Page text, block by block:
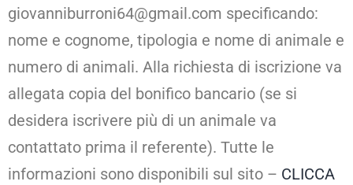
giovanniburroni64@gmail.com specificando:
nome e cognome, tipologia e nome di animale e
numero di animali. Alla richiesta di iscrizione va
allegata copia del bonifico bancario (se si
desidera iscrivere più di un animale va
contattato prima il referente). Tutte le
informazioni sono disponibili sul sito – CLICCA